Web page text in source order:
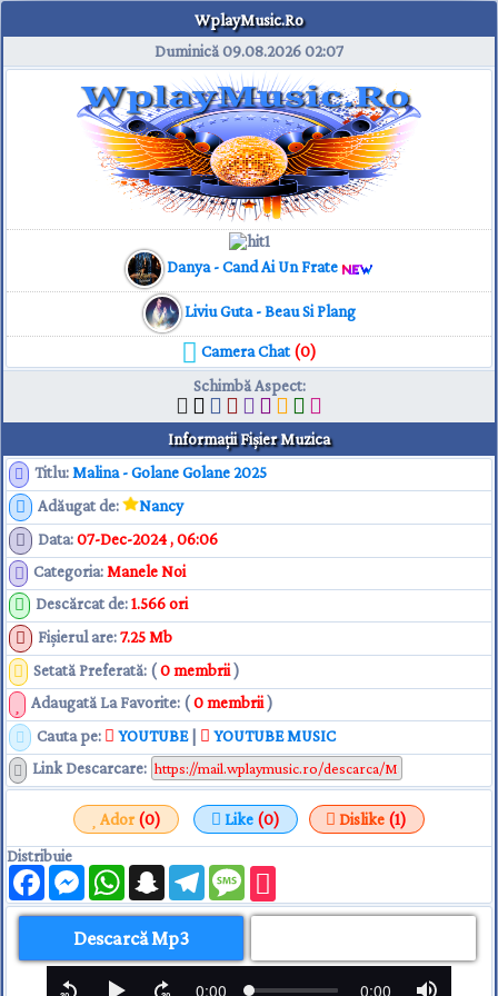
WplayMusic.Ro
Duminică 09.08.202602:07
Danya - Cand Ai Un Frate
Liviu Guta - Beau Si Plang
Camera Chat(0)
Schimbă Aspect:
Informaţii Fişier Muzica
Titlu: Malina - Golane Golane 2025
Adăugat de:
Nancy
Data:07-Dec-2024 , 06:06
Categoria: Manele Noi
Descărcat de:1.566 ori
Fişierul are:7.25 Mb
Setată Preferată: (0 membrii )
Adaugată La Favorite: (0 membrii )
Cauta pe:
YOUTUBE|
YOUTUBE MUSIC
Link Descarcare:
Ador(0) Like (0) Dislike (1)
Distribuie
FacebookMessengerWhatsAppSnapchatTelegramMessage
Descarcă Mp3